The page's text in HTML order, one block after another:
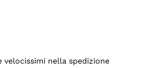
nella spedizione